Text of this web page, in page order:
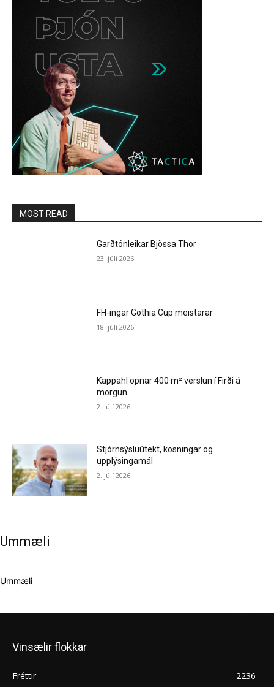
MOST READ
Garðtónleikar Bjössa Thor
23. júlí 2026
FH-ingar Gothia Cup meistarar
18. júlí 2026
Kappahl opnar 400 m² verslun í Firði á
morgun
2. júlí 2026
Stjórnsýsluútekt, kosningar og
upplýsingamál
2. júlí 2026
Ummæli
Ummæli
Vinsælir flokkar
Fréttir
2236